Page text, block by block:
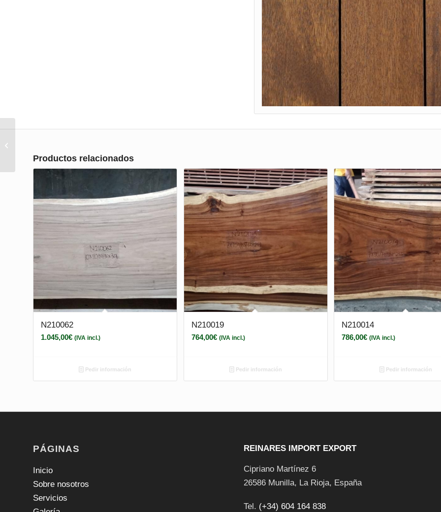
Productos relacionados
N210062
1.045,00€ (IVA incl.)
Pedir información
N210019
764,00€ (IVA incl.)
Pedir información
N210014
786,00€ (IVA incl.)
Pedir información
PÁGINAS
Inicio
Sobre nosotros
Servicios
REINARES IMPORT EXPORT
Cipriano Martínez 6
26586 Munilla, La Rioja, España
Tel. (+34) 604 164 838